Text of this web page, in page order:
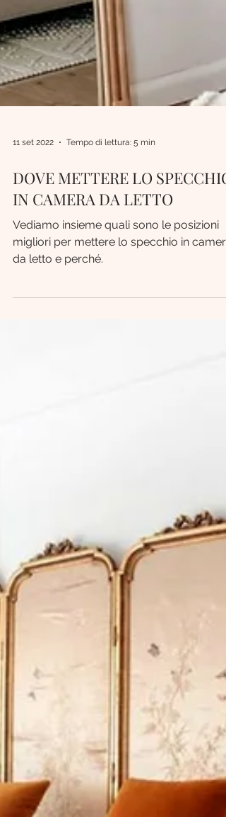
DOVE METTERE LO SPECCHIO
IN CAMERA DA LETTO
Vediamo insieme quali sono le posizioni
migliori per mettere lo specchio in camera